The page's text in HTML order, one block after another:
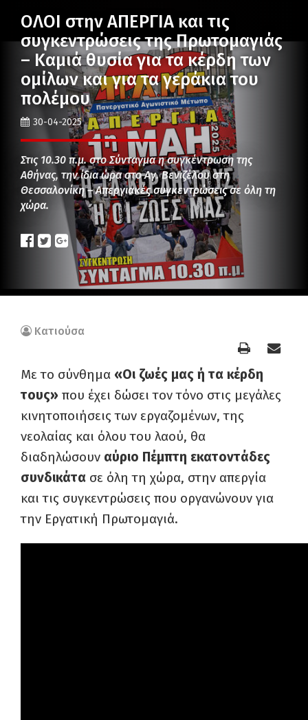
ΟΛΟΙ στην ΑΠΕΡΓΙΑ και τις
συγκεντρώσεις της Πρωτομαγιάς
– Καμιά θυσία για τα κέρδη των
ομίλων και για τα γεράκια του
πολέμου
30-04-2025
Στις 10.30 π.μ. στο Σύνταγμα η συγκέντρωση της
Αθήνας, την ίδια ώρα στο Αγ. Βενιζέλου στη
Θεσσαλονίκη – Απεργιακές συγκεντρώσεις σε όλη τη
χώρα.
Κατιούσα
Με το σύνθημα «Οι ζωές μας ή τα κέρδη
τους» που έχει δώσει τον τόνο στις μεγάλες
κινητοποιήσεις των εργαζομένων, της
νεολαίας και όλου του λαού, θα
διαδηλώσουν αύριο Πέμπτη εκατοντάδες
συνδικάτα σε όλη τη χώρα, στην απεργία
και τις συγκεντρώσεις που οργανώνουν για
την Εργατική Πρωτομαγιά.